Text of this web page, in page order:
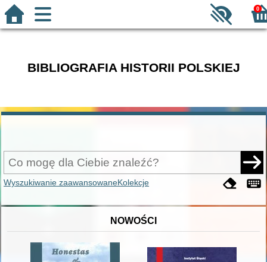
0
BIBLIOGRAFIA HISTORII POLSKIEJ
Wyszukiwanie zaawansowaneKolekcje
NOWOŚCI